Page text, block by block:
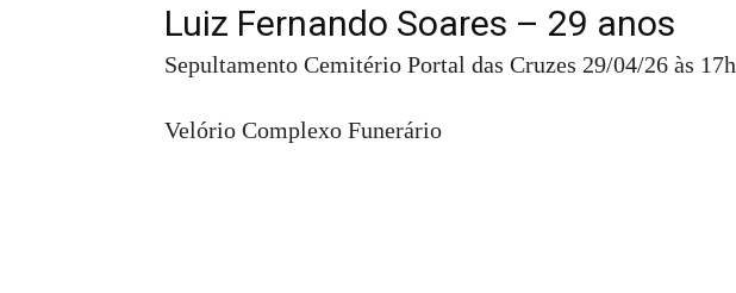
Luiz Fernando Soares – 29 anos
Sepultamento Cemitério Portal das Cruzes 29/04/26 às 17h
Velório Complexo Funerário